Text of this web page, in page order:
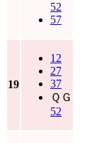
52
57
19
12
27
37
ＱＧ
52